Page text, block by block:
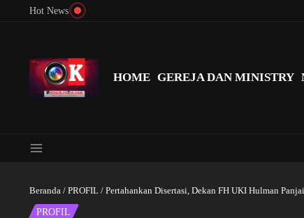
Lewati ke konten
Hot News
HOME GEREJA DAN MINISTRY
Beranda / PROFIL / Pertahankan Disertasi, Dekan FH UKI Hulman
PROFIL